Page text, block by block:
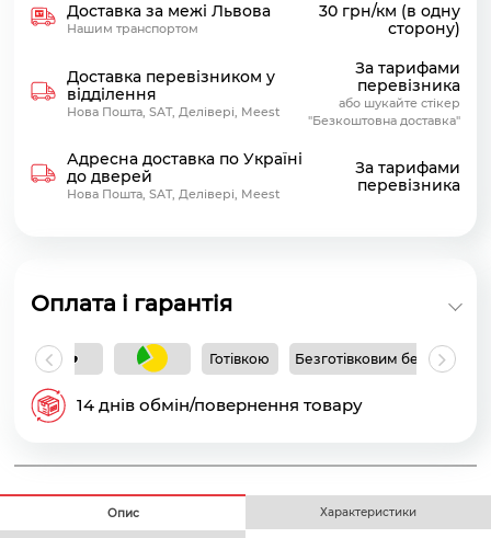
Доставка за межі Львова
Нашим транспортом
30 грн/км (в одну
сторону)
Доставка перевізником у
відділення
Нова Пошта, SAT, Делівері, Meest
За тарифами
перевізника
або шукайте стікер
"Безкоштовна доставка"
Адресна доставка по Україні
до дверей
Нова Пошта, SAT, Делівері, Meest
За тарифами
перевізника
Оплата і гарантія
Готівкою Безготівковим без ПДВ
14 днів обмін/повернення товару
Опис Характеристики